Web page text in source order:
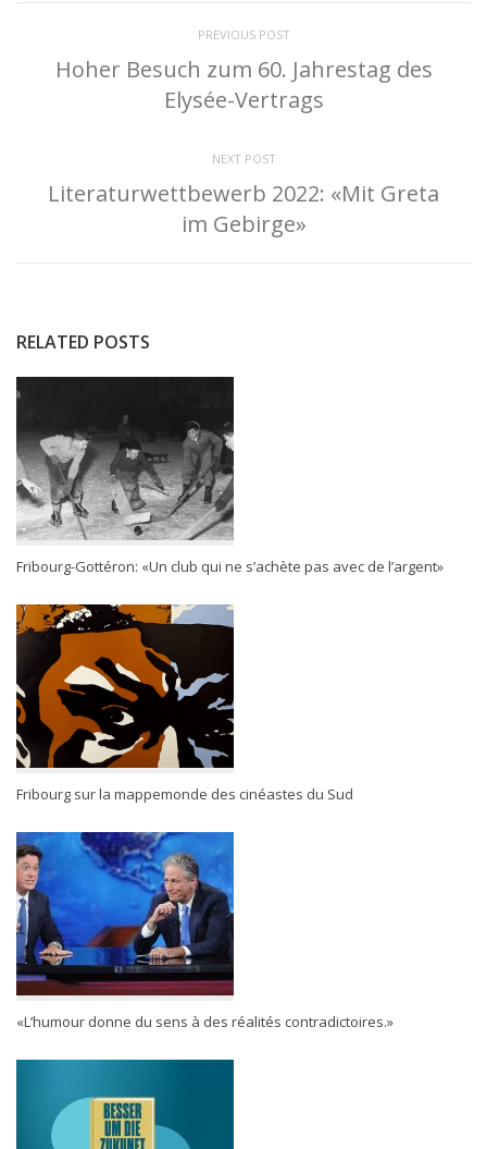
PREVIOUS POST
Hoher Besuch zum 60. Jahrestag des
Elysée-Vertrags
NEXT POST
Literaturwettbewerb 2022: «Mit Greta
im Gebirge»
RELATED POSTS
Fribourg-Gottéron: «Un club qui ne s’achète pas avec de l’argent»
Fribourg sur la mappemonde des cinéastes du Sud
«L’humour donne du sens à des réalités contradictoires.»